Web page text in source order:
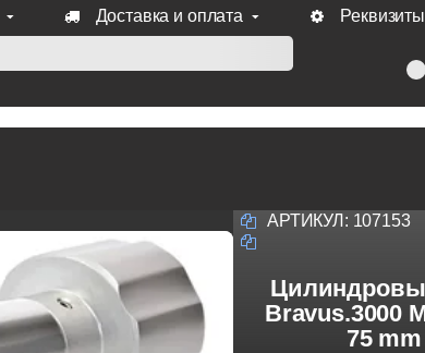
Доставка и оплата Реквизиты
Tupai, Extreza, Melodia, Forme при оплате по
АРТИКУЛ: 107153
Bravus.3000
75